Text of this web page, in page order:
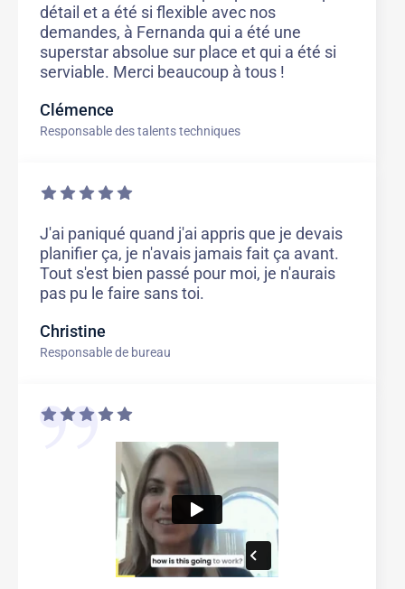
détail et a été si flexible avec nos
demandes, à Fernanda qui a été une
superstar absolue sur place et qui a été si
serviable. Merci beaucoup à tous !
Clémence
Responsable des talents techniques
J'ai paniqué quand j'ai appris que je devais
planifier ça, je n'avais jamais fait ça avant.
Tout s'est bien passé pour moi, je n'aurais
pas pu le faire sans toi.
Christine
Responsable de bureau